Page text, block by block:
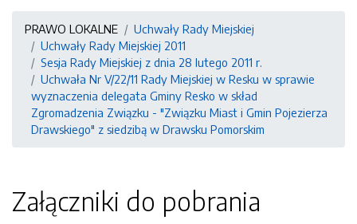
PRAWO LOKALNE
Uchwały Rady Miejskiej
Uchwały Rady Miejskiej 2011
Sesja Rady Miejskiej z dnia 28 lutego 2011 r.
Uchwała Nr V/22/11 Rady Miejskiej w Resku w sprawie
wyznaczenia delegata Gminy Resko w skład
Zgromadzenia Związku - "Związku Miast i Gmin Pojezierza
Drawskiego" z siedzibą w Drawsku Pomorskim
Załączniki do pobrania